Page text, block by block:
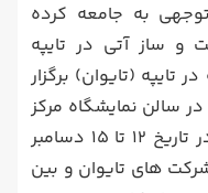
به جامعه کرده
و ساز آتی در تایپه
تایپه (تایوان) برگزار
سالن نمایشگاه مرکز
تجارت جهانی تایپه نانگانگ تایپه در تاریخ 12 تا 15 دسامبر
شرکت های تایوان و بین